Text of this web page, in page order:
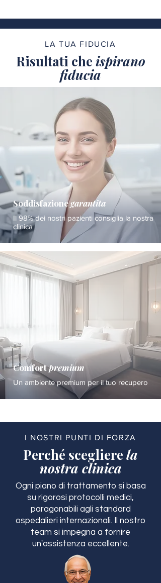
LA TUA FIDUCIA
Risultati che ispirano
fiducia
Soddisfazionegarantita
Il 98% dei nostri pazienti consiglia la nostra
clinica
Comfortpremium
Un ambiente premium per il tuo recupero
I NOSTRI PUNTI DI FORZA
Perché scegliere la
nostra clinica
Ogni piano di trattamento si basa
su rigorosi protocolli medici,
paragonabili agli standard
ospedalieri internazionali. Il nostro
team si impegna a fornire
un'assistenza eccellente.